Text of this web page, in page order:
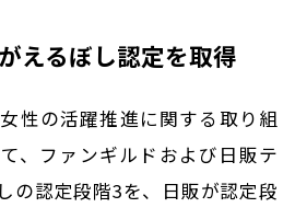
えるぼし認定を取得
性の活躍推進に関する取り組
、ファンギルドおよび日販テ
の認定段階3を、日販が認定段